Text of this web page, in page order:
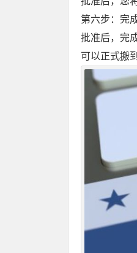
第六步：完
批准后，完
可以正式搬